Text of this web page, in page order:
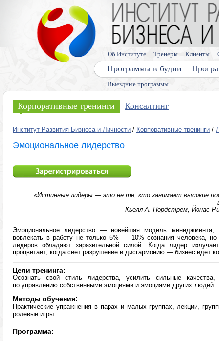
Выездные программы
Программы в будни
Об Институте Тренеры Клиенты
Корпоративные тренинги Консалтинг
Институт Развития Бизнеса и Личности / Корпоративные тренинги /
Эмоциональное лидерство
«Истинные лидеры — это не те, кто занимает высокие
Кьелл А. Нордстрем, Йонас
Эмоциональное лидерство — новейшая модель менеджмента,
вовлекать в работу не только 5% — 10% сознания человека,
лидеров обладают заразительной силой. Когда лидер
процветает; когда сеет разрушение и дисгармонию — бизнес идет
Цели тренинга:
Осознать свой стиль лидерства, усилить сильные качества,
по управлению собственными эмоциями и эмоциями других людей
Методы обучения:
Практические упражнения в парах и малых группах, лекции,
ролевые игры
Программа: